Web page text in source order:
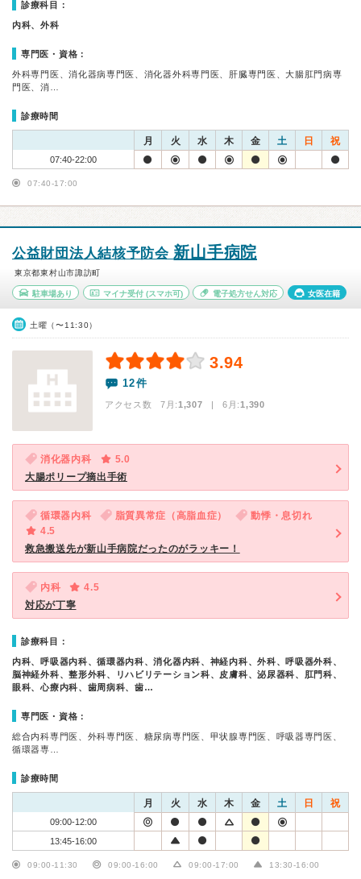
診療科目：
内科、外科
専門医・資格：
外科専門医、消化器病専門医、消化器外科専門医、肝臓専門医、大腸肛門病専
門医、消…
診療時間
月 火 水 木 金 土 日 祝
07:40-22:00
07:40-17:00
公益財団法人結核予防会新山手病院
東京都東村山市諏訪町
駐車場あり マイナ受付(スマホ可) 電子処方せん対応 女医在籍
土曜（〜11:30）
3.94
12件
アクセス数 7月:1,307 | 6月:1,390
消化器内科
5.0
大腸ポリープ摘出手術
循環器内科 脂質異常症（高脂血症）
動悸・息切れ
4.5
救急搬送先が新山手病院だったのがラッキー！
内科
4.5
対応が丁寧
診療科目：
内科、呼吸器内科、循環器内科、消化器内科、神経内科、外科、呼吸器外科、
脳神経外科、整形外科、リハビリテーション科、皮膚科、泌尿器科、肛門科、
眼科、心療内科、歯周病科、歯…
専門医・資格：
総合内科専門医、外科専門医、糖尿病専門医、甲状腺専門医、呼吸器専門医、
循環器専…
診療時間
月 火 水 木 金 土 日 祝
09:00-12:00
13:45-16:00
09:00-11:30 09:00-16:00 09:00-17:00 13:30-16:00